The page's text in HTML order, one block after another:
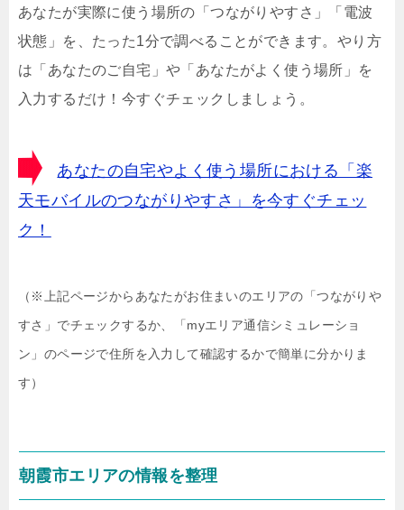
あなたが実際に使う場所の「つながりやすさ」「電波
状態」を、たった1分で調べることができます。やり方
は「あなたのご自宅」や「あなたがよく使う場所」を
入力するだけ！今すぐチェックしましょう。
あなたの自宅やよく使う場所における「楽
天モバイルのつながりやすさ」を今すぐチェッ
ク！
（※上記ページからあなたがお住まいのエリアの「つながりや
すさ」でチェックするか、「myエリア通信シミュレーショ
ン」のページで住所を入力して確認するかで簡単に分かりま
す）
朝霞市エリアの情報を整理